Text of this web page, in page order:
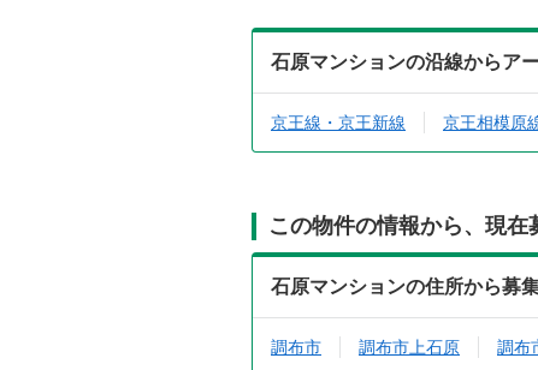
石原マンションの沿線からア
京王線・京王新線 京王相模原
この物件の情報から、現
石原マンションの住所から募
調布市 調布市上石原 調布